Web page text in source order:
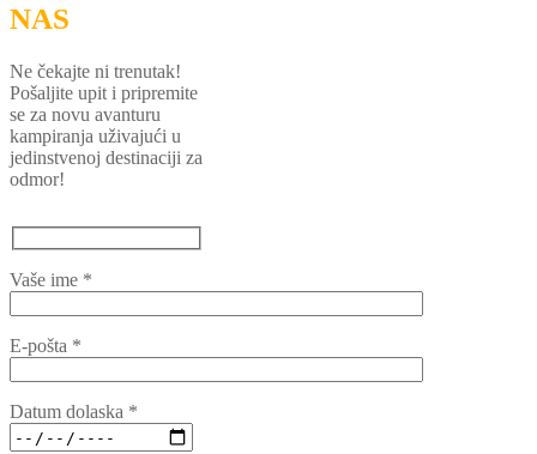
NAS
Ne čekajte ni trenutak!
Pošaljite upit i pripremite
se za novu avanturu
kampiranja uživajući u
jedinstvenoj destinaciji za
odmor!
Vaše ime *
E-pošta *
Datum dolaska *